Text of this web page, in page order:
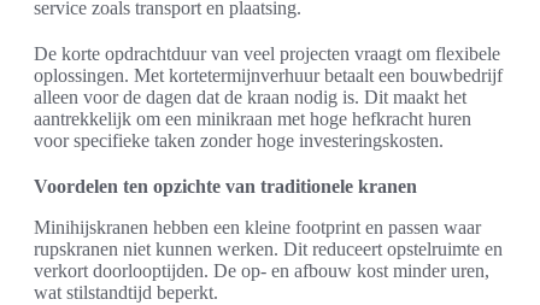
service zoals transport en plaatsing.
De korte opdrachtduur van veel projecten vraagt om flexibele
oplossingen. Met kortetermijnverhuur betaalt een bouwbedrijf
alleen voor de dagen dat de kraan nodig is. Dit maakt het
aantrekkelijk om een minikraan met hoge hefkracht huren
voor specifieke taken zonder hoge investeringskosten.
Voordelen ten opzichte van traditionele kranen
Minihijskranen hebben een kleine footprint en passen waar
rupskranen niet kunnen werken. Dit reduceert opstelruimte en
verkort doorlooptijden. De op- en afbouw kost minder uren,
wat stilstandtijd beperkt.